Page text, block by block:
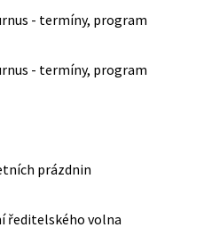
- termíny, program
- termíny, program
prázdnin
ředitelského volna